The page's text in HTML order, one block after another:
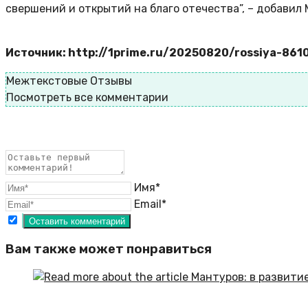
свершений и открытий на благо отечества”, –
Источник: http://1prime.ru/20250820/rossiya-
Межтекстовые Отзывы
Посмотреть все комментарии
Имя*
Email*
Вам также может понравиться